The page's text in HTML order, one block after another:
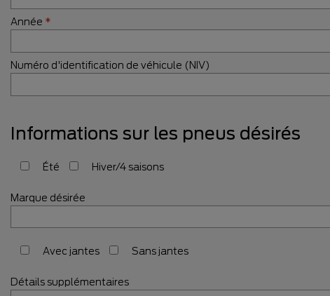
Année *
Numéro d'identification de véhicule (NIV)
Informations sur les pneus désirés
Été Hiver/4 saisons
Marque désirée
Avec jantes Sans jantes
Détails supplémentaires